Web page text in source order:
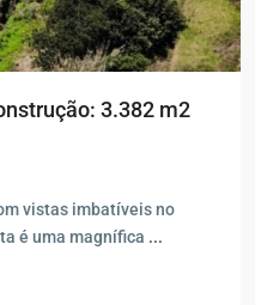
3.382 m2
vistas imbatíveis no
é uma magnífica ...